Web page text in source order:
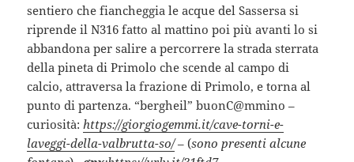
sentiero che fiancheggia le acque del Sassersa si
riprende il N316 fatto al mattino poi più avanti lo si
abbandona per salire a percorrere la strada sterrata
della pineta di Primolo che scende al campo di
calcio, attraversa la frazione di Primolo, e torna al
punto di partenza. “bergheil” buonC@mmino –
curiosità: https://giorgiogemmi.it/cave-torni-e-
laveggi-della-valbrutta-so/ – (sono presenti alcune